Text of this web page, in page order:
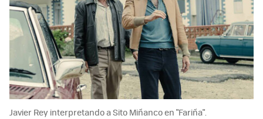
Javier Rey interpretando a Sito Miñanco en "Fariña".